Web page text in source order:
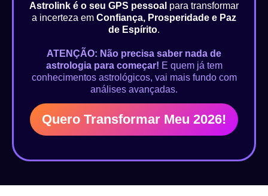
Astrolink é o seu GPS pessoal para transformar
a incerteza em Confiança, Prosperidade e Paz
de Espírito.
ATENÇÃO: Não precisa saber nada de
astrologia para começar! E quem já tem
conhecimentos astrológicos, vai mais fundo com
análises avançadas.
Quero Transformar Meu 2026!